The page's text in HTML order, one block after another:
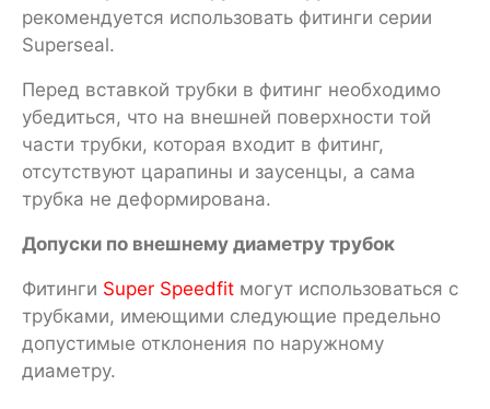
рекомендуется использовать фитинги серии
Superseal.
Перед вставкой трубки в фитинг необходимо
убедиться, что на внешней поверхности той
части трубки, которая входит в фитинг,
отсутствуют царапины и заусенцы, а сама
трубка не деформирована.
Допуски по внешнему диаметру трубок
Фитинги Super Speedfit могут использоваться с
трубками, имеющими следующие предельно
допустимые отклонения по наружному
диаметру.